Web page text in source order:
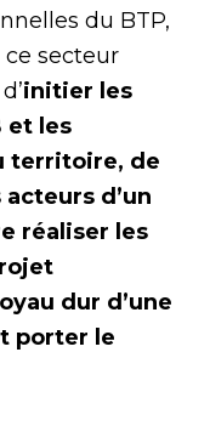
du BTP,
secteur
initier les
et les
territoire, de
d’un
réaliser les
dur d’une
porter le